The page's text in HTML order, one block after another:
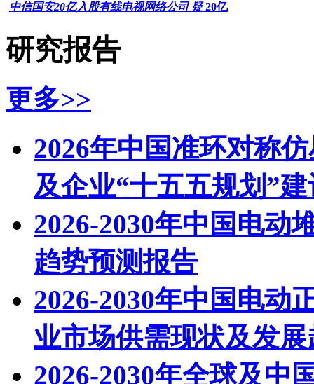
中信国安20亿入股有线电视网络公司 疑 20亿
研究报告
更多>>
2026年中国准环对称
及企业“十五五规划”
2026-2030年中国电动
趋势预测报告
2026-2030年中国电动
业市场供需现状及发
2026-2030年全球及中